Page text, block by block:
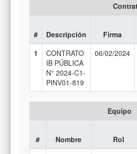
# Descripción Firma
1
CONTRATO
IB PÚBLICA
N° 2024-C1-
PINV01-819
06/02/2024
Equipo
# Nombre Rol